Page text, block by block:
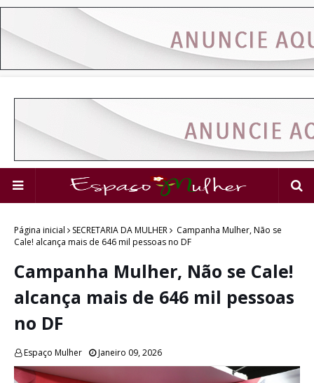
Página inicial SECRETARIA DA MULHER
Campanha Mulher, Não se
Cale! alcança mais de 646 mil pessoas no DF
Campanha Mulher, Não se Cale!
alcança mais de 646 mil pessoas
no DF
Espaço Mulher Janeiro 09, 2026